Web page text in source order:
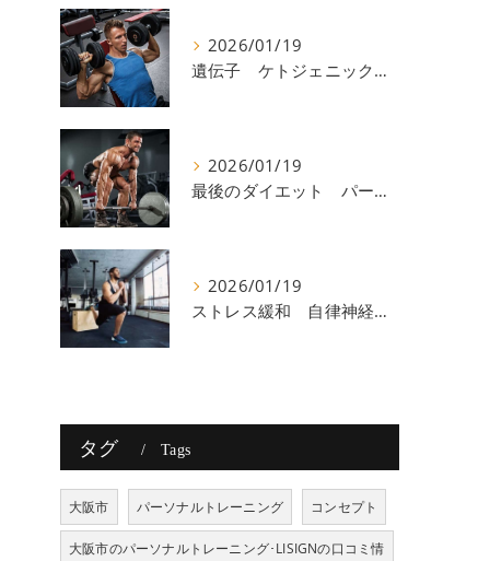
2026/01/19
遺伝子 ケトジェニック 八尾
2026/01/19
最後のダイエット パーソナルトレーニング 八尾
2026/01/19
ストレス緩和 自律神経 八尾
タグ Tags
大阪市 パーソナルトレーニング コンセプト
大阪市のパーソナルトレーニング･LISIGNの口コミ情